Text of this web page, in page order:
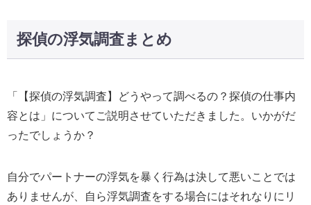
探偵の浮気調査まとめ
「【探偵の浮気調査】どうやって調べるの？探偵の仕事内
容とは」についてご説明させていただきました。いかがだ
ったでしょうか？
自分でパートナーの浮気を暴く行為は決して悪いことでは
ありませんが、自ら浮気調査をする場合にはそれなりにリ